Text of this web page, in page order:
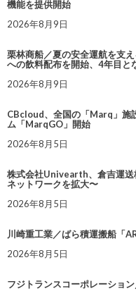
機能を提供開始
2026年8月9日
栗林商船／夏の安全運航を支
への飲料配布を開始、4年目と
2026年8月9日
CBcloud、全国の「Marq」施
ム「MarqGO」開始
2026年8月5日
株式会社Univearth、倉吉運送
ネットワークを拡大〜
2026年8月5日
川崎重工業／ばら積運搬船「
2026年8月5日
フジトランスコーポレーショ